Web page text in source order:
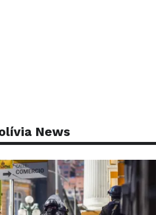
News